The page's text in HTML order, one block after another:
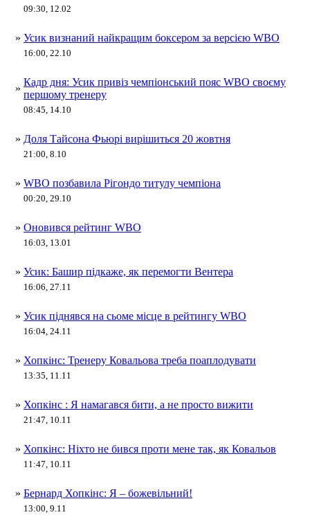
09:30, 12.02
» Усик визнаний найкращим боксером за версією WBO
16:00, 22.10
»
Кадр дня: Усик привіз чемпіонський пояс WBO своєму
першому тренеру
08:45, 14.10
» Доля Тайсона Фьюрі вирішиться 20 жовтня
21:00, 8.10
» WBO позбавила Рігондо титулу чемпіона
00:20, 29.10
» Оновився рейтинг WBO
16:03, 13.01
» Усик: Башир підкаже, як перемогти Вентера
16:06, 27.11
» Усик піднявся на сьоме місце в рейтингу WBO
16:04, 24.11
» Хопкінс: Тренеру Ковальова треба поаплодувати
13:35, 11.11
» Хопкінс : Я намагався бити, а не просто вижити
21:47, 10.11
» Хопкінс: Ніхто не бився проти мене так, як Ковальов
11:47, 10.11
» Бернард Хопкінс: Я – божевільний!
13:00, 9.11